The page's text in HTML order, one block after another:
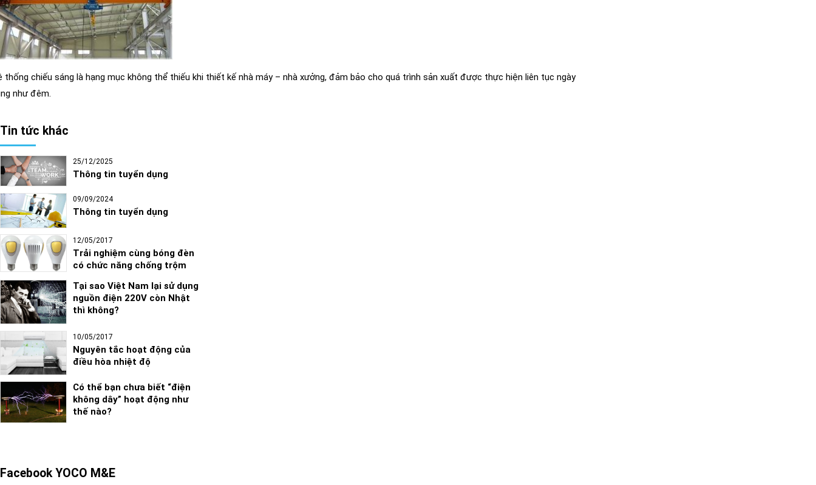
thống chiếu sáng là hạng mục không thể thiếu khi thiết kế nhà máy – nhà xưởng, đảm bảo cho quá trình sản xuất được thực hiện liên tục ngày
như đêm.
Tin tức khác
25/12/2025
Thông tin tuyển dụng
09/09/2024
Thông tin tuyển dụng
12/05/2017
Trải nghiệm cùng bóng đèn
có chức năng chống trộm
Tại sao Việt Nam lại sử dụng
nguồn điện 220V còn Nhật
thì không?
10/05/2017
Nguyên tắc hoạt động của
điều hòa nhiệt độ
Có thể bạn chưa biết “điện
không dây” hoạt động như
thế nào?
Facebook YOCO M&E